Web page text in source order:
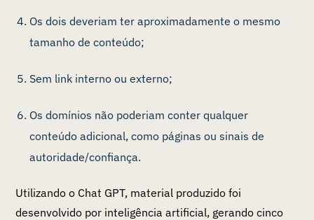
Os dois deveriam ter aproximadamente o mesmo
tamanho de conteúdo;
Sem link interno ou externo;
Os domínios não poderiam conter qualquer
conteúdo adicional, como páginas ou sinais de
autoridade/confiança.
Utilizando o Chat GPT, material produzido foi
desenvolvido por inteligência artificial, gerando cinco